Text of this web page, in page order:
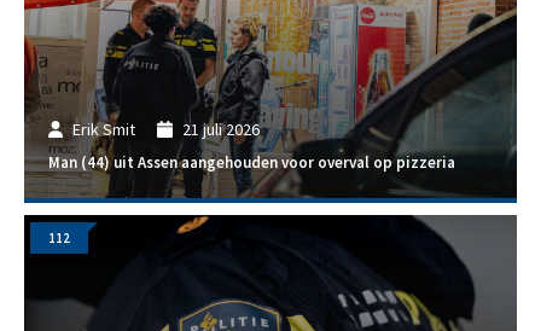
Erik Smit 21 juli 2026
Man (44) uit Assen aangehouden voor overval op pizzeria
112